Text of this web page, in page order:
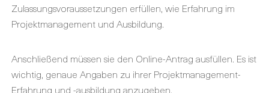
Zulassungsvoraussetzungen erfüllen, wie Erfahrung im
Projektmanagement und Ausbildung.
Anschließend müssen sie den Online-Antrag ausfüllen. Es ist
wichtig, genaue Angaben zu ihrer Projektmanagement-
Erfahrung und -ausbildung anzugeben.